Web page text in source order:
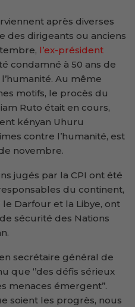
après diverses
des dirigeants ou anciens
l’ex-président
condamné à 50 ans de
Au même
motifs, le procès du
Ruto était en cours,
kényan Uhuru
contre l’humanité, est
novembre.
jugés par la CPI ont été
du continent,
Darfour et la Libye, ont
sécurité des Nations
secrétaire général de
que ‘’des défis sérieux
émergent’’.
soient les progrès, nous